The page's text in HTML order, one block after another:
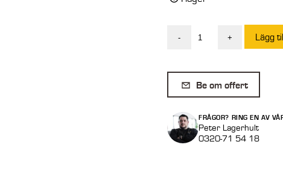
-
Aluminiumramp
ton/par
4,5
Std
utan
+ Lägg
Be om offert
FRÅGOR? RING EN AV
Peter Lagerhult
0320-71 54 18